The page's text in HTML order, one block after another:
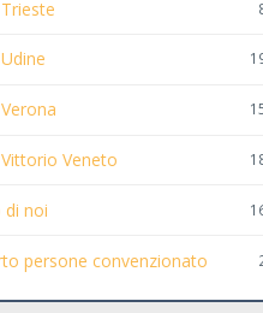
Veneto
di noi
persone convenzionato